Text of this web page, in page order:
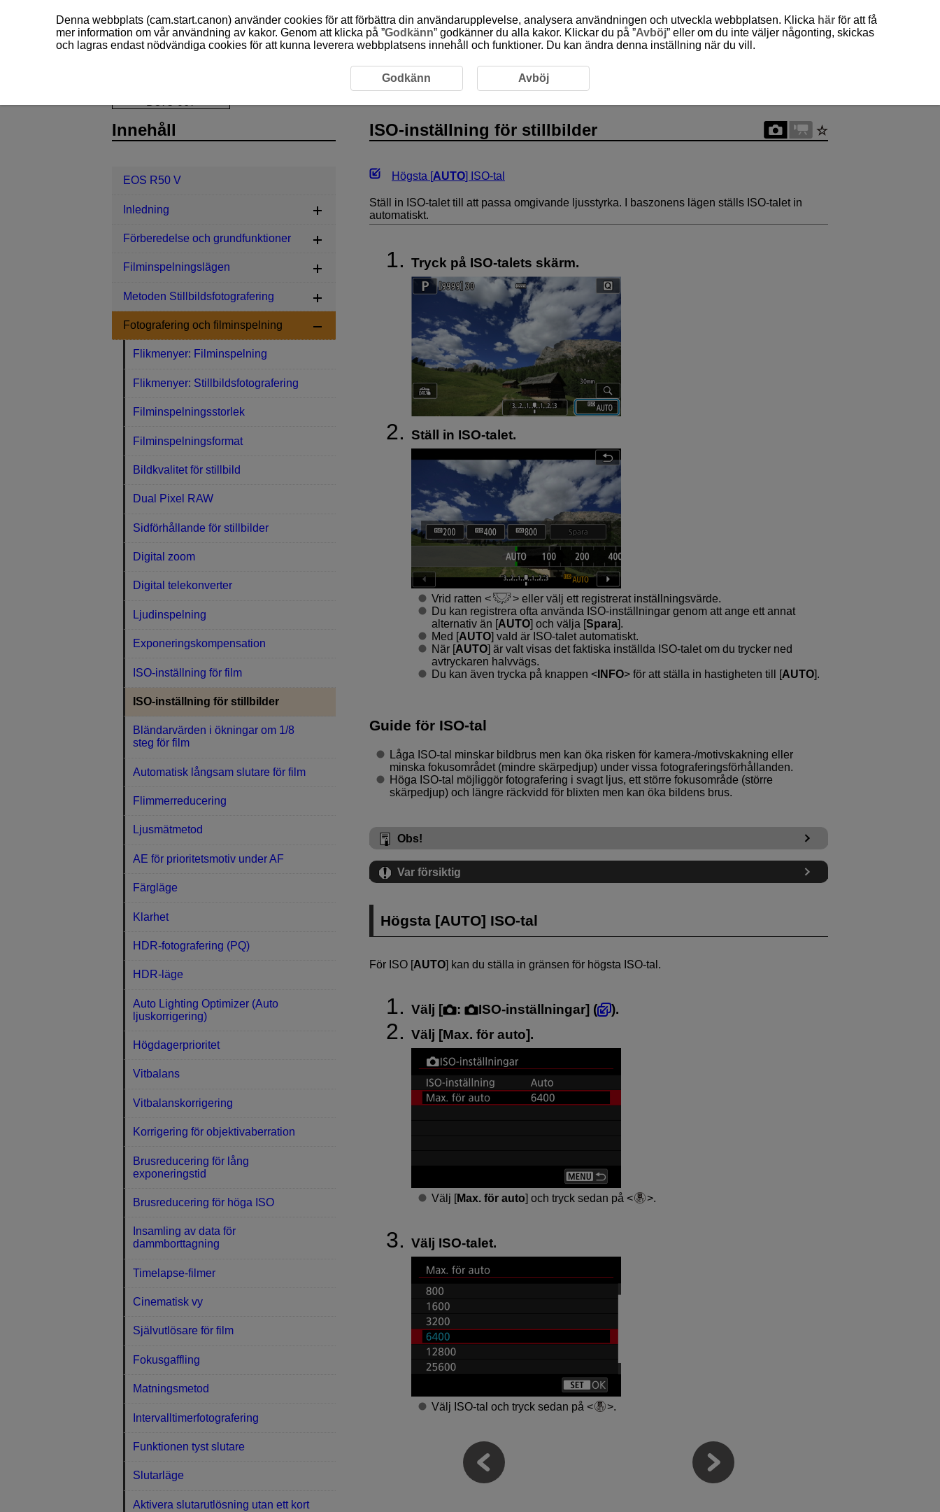
Fotografering och filminspelning ISO-inställning för stillbilder
ISO-inställning för stillbilder
Högsta [AUTO] ISO-tal
Ställ in ISO-talet till att passa omgivande ljusstyrka. I baszonens lägen ställs ISO-talet in
automatiskt.
Tryck på ISO-talets skärm.
Ställ in ISO-talet.
Vrid ratten
eller välj ett registrerat inställningsvärde.
Du kan registrera ofta använda ISO-inställningar genom att ange ett annat
alternativ än [AUTO] och välja [Spara].
Med [AUTO] vald är ISO-talet automatiskt.
När [AUTO] är valt visas det faktiska inställda ISO-talet om du trycker ned
avtryckaren halvvägs.
Du kan även trycka på knappen
INFO för att ställa in hastigheten till [AUTO].
Guide för ISO-tal
Låga ISO-tal minskar bildbrus men kan öka risken för kamera-/motivskakning eller
minska fokusområdet (mindre skärpedjup) under vissa fotograferingsförhållanden.
Höga ISO-tal möjliggör fotografering i svagt ljus, ett större fokusområde (större
skärpedjup) och längre räckvidd för blixten men kan öka bildens brus.
Obs!
Var försiktig
Högsta [AUTO] ISO-tal
För ISO [AUTO] kan du ställa in gränsen för högsta ISO-tal.
Välj [ : ISO-inställningar] (
).
Välj [Max. för auto].
Välj [Max. för auto] och tryck sedan på .
Välj ISO-talet.
Välj ISO-tal och tryck sedan på .
Innehåll
EOS R50 V
Inledning
Förberedelse och grundfunktioner
Filminspelningslägen
Metoden Stillbildsfotografering
Fotografering och filminspelning
Flikmenyer: Filminspelning
Flikmenyer: Stillbildsfotografering
Filminspelningsstorlek
Filminspelningsformat
Bildkvalitet för stillbild
Dual Pixel RAW
Sidförhållande för stillbilder
Digital zoom
Digital telekonverter
Ljudinspelning
Exponeringskompensation
ISO-inställning för film
ISO-inställning för stillbilder
Bländarvärden i ökningar om 1/8
steg för film
Automatisk långsam slutare för film
Flimmerreducering
Ljusmätmetod
AE för prioritetsmotiv under AF
Färgläge
Klarhet
HDR-fotografering (PQ)
HDR-läge
Auto Lighting Optimizer (Auto
ljuskorrigering)
Högdagerprioritet
Vitbalans
Vitbalanskorrigering
Korrigering för objektivaberration
Brusreducering för lång
exponeringstid
Brusreducering för höga ISO
Insamling av data för
dammborttagning
Timelapse-filmer
Cinematisk vy
Självutlösare för film
Fokusgaffling
Matningsmetod
Intervalltimerfotografering
Funktionen tyst slutare
Slutarläge
Aktivera slutarutlösning utan ett kort
Denna webbplats (cam.start.canon) använder cookies för att förbättra din användarupplevelse, analysera användningen och utveckla webbplatsen. Klicka här för att få
mer information om vår användning av kakor. Genom att klicka på ”Godkänn” godkänner du alla kakor. Klickar du på ”Avböj” eller om du inte väljer någonting, skickas
och lagras endast nödvändiga cookies för att kunna leverera webbplatsens innehåll och funktioner. Du kan ändra denna inställning när du vill.
Godkänn Avböj